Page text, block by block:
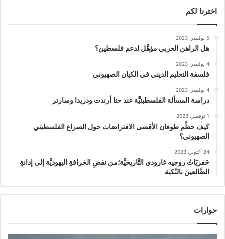
اخترنا لكم
5 نوفمبر، 2023
هل الراهن العربي مؤهَّل لدعم فلسطين؟
4 نوفمبر، 2023
فلسفة التعليم الديني في الكيان الصهيوني
4 نوفمبر، 2023
دراسة المسألة الفلسطينيَّة عند حنا أرندت ودريدا وسارتر
1 نوفمبر، 2023
كيف حطَّم طوفان الأقصى الافتراضات حول الصراع الفلسطيني
الصهيوني؟
24 أكتوبر، 2023
حَفريَاتُ روجيه غارودي التَّاريخيَّة؛من نقضِ الخرافةِ اليهوديَّة إلى إدانةِ
الضَّالعين بالنَّكبة
حوارات